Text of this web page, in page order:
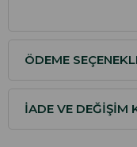
ÖDEME
İADE VE DEĞIŞIM